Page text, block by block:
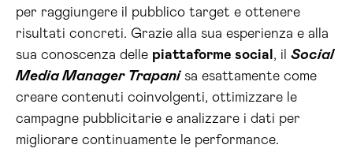
per raggiungere il pubblico target e ottenere
risultati concreti. Grazie alla sua esperienza e alla
sua conoscenza delle piattaforme social , il Social
Media Manager Trapanisa esattamente come
creare contenuti coinvolgenti, ottimizzare le
campagne pubblicitarie e analizzare i dati per
migliorare continuamente le performance.